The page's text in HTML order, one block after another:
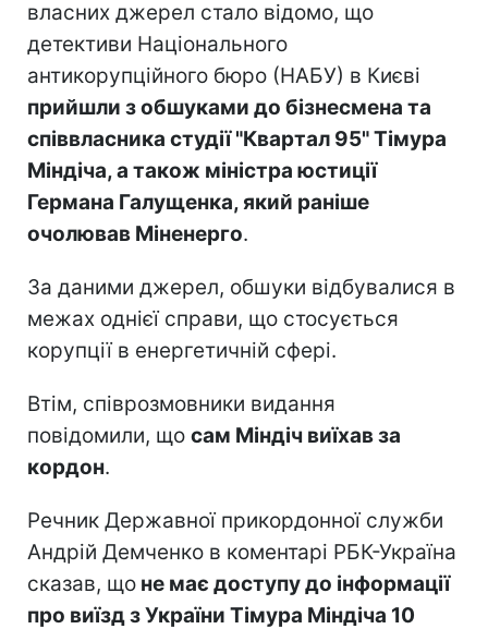
власних джерел стало відомо, що
детективи Національного
антикорупційного бюро (НАБУ) в Києві
прийшли з обшуками до бізнесмена та
співвласника студії "Квартал 95" Тімура
Міндіча, а також міністра юстиції
Германа Галущенка, який раніше
очолював Міненерго.
За даними джерел, обшуки відбувалися в
межах однієї справи, що стосується
корупції в енергетичній сфері.
Втім, співрозмовники видання
повідомили, що сам Міндіч виїхав за
кордон.
Речник Державної прикордонної служби
Андрій Демченко в коментарі РБК-Україна
сказав, що не має доступу до інформації
про виїзд з України Тімура Міндіча 10